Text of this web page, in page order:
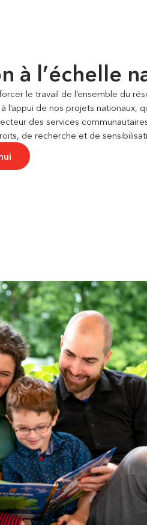
à l’échelle
le travail de l’ensemble du
l’appui de nos projets nationaux,
des services
de recherche et de